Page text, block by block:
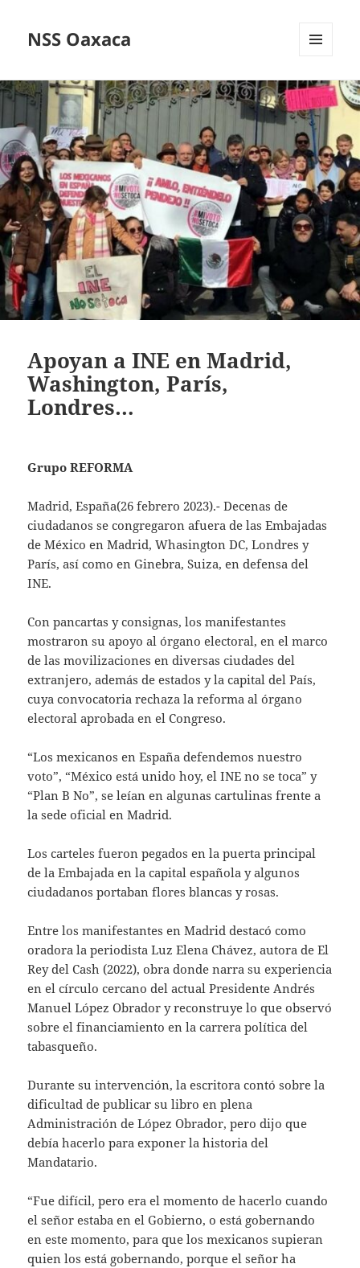
NSS Oaxaca
WIDGETS
Apoyan a INE en Madrid,
Washington, París,
Londres…
Grupo REFORMA
Madrid, España(26 febrero 2023).- Decenas de
ciudadanos se congregaron afuera de las Embajadas
de México en Madrid, Whasington DC, Londres y
París, así como en Ginebra, Suiza, en defensa del
INE.
Con pancartas y consignas, los manifestantes
mostraron su apoyo al órgano electoral, en el marco
de las movilizaciones en diversas ciudades del
extranjero, además de estados y la capital del País,
cuya convocatoria rechaza la reforma al órgano
electoral aprobada en el Congreso.
“Los mexicanos en España defendemos nuestro
voto”, “México está unido hoy, el INE no se toca” y
“Plan B No”, se leían en algunas cartulinas frente a
la sede oficial en Madrid.
Los carteles fueron pegados en la puerta principal
de la Embajada en la capital española y algunos
ciudadanos portaban flores blancas y rosas.
Entre los manifestantes en Madrid destacó como
oradora la periodista Luz Elena Chávez, autora de El
Rey del Cash (2022), obra donde narra su experiencia
en el círculo cercano del actual Presidente Andrés
Manuel López Obrador y reconstruye lo que observó
sobre el financiamiento en la carrera política del
tabasqueño.
Durante su intervención, la escritora contó sobre la
dificultad de publicar su libro en plena
Administración de López Obrador, pero dijo que
debía hacerlo para exponer la historia del
Mandatario.
“Fue difícil, pero era el momento de hacerlo cuando
el señor estaba en el Gobierno, o está gobernando
en este momento, para que los mexicanos supieran
quien los está gobernando, porque el señor ha